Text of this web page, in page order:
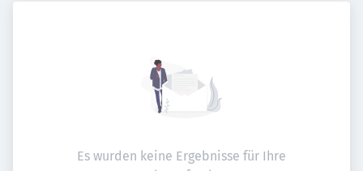
Es wurden keine Ergebnisse für Ihre